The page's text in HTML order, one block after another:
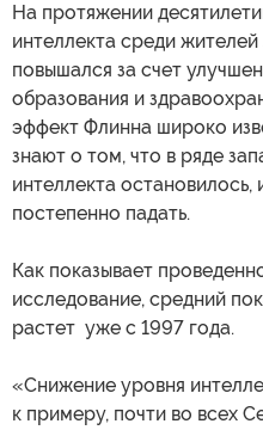
На протяжении
интеллекта среди
повышался за счет
образования и
эффект Флинна широко
знают о том, что в ряде
интеллекта остановилось,
постепенно падать.
Как показывает
исследование, средний
растет уже с 1997 года.
«Снижение уровня
к примеру, почти во всех